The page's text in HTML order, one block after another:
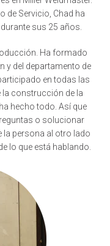
de Servicio, Chad ha
sus 25 años.
Ha formado
y del departamento de
en todas las
la construcción de la
hecho todo. Así que
o solucionar
la persona al otro lado
lo que está hablando.